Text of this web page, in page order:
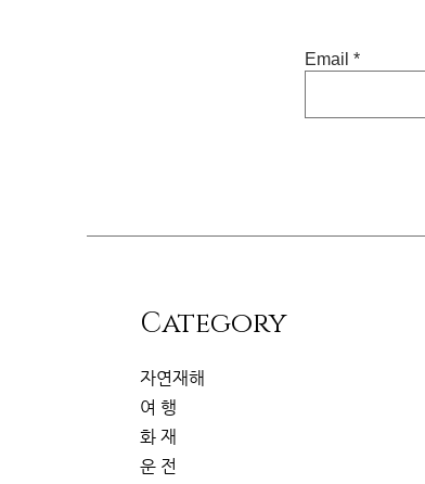
Email
​Category
자연재해
여 행
화 재
운 전